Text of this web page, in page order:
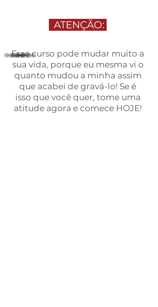
ATENÇÃO:
Esse curso pode mudar muito a
sua vida, porque eu mesma vi o
quanto mudou a minha assim
que acabei de gravá-lo! Se é
isso que você quer, tome uma
atitude agora e comece HOJE!
whatsapp